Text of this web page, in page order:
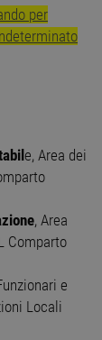
per
e, Area dei
, Area
Comparto
e
Locali